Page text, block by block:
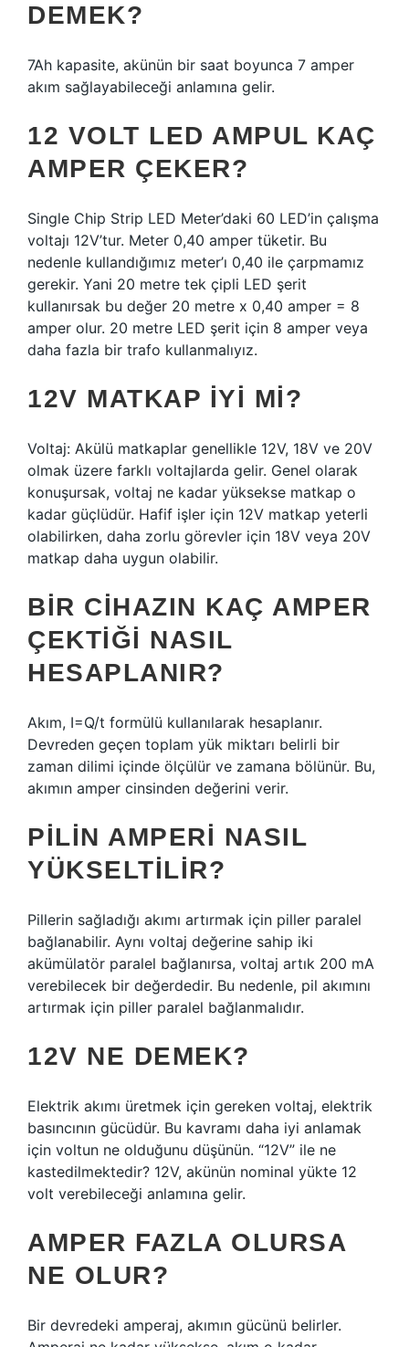
DEMEK?
7Ah kapasite, akünün bir saat boyunca 7 amper
akım sağlayabileceği anlamına gelir.
12 VOLT LED AMPUL KAÇ
AMPER ÇEKER?
Single Chip Strip LED Meter’daki 60 LED’in çalışma
voltajı 12V’tur. Meter 0,40 amper tüketir. Bu
nedenle kullandığımız meter’ı 0,40 ile çarpmamız
gerekir. Yani 20 metre tek çipli LED şerit
kullanırsak bu değer 20 metre x 0,40 amper = 8
amper olur. 20 metre LED şerit için 8 amper veya
daha fazla bir trafo kullanmalıyız.
12V MATKAP IYI MI?
Voltaj: Akülü matkaplar genellikle 12V, 18V ve 20V
olmak üzere farklı voltajlarda gelir. Genel olarak
konuşursak, voltaj ne kadar yüksekse matkap o
kadar güçlüdür. Hafif işler için 12V matkap yeterli
olabilirken, daha zorlu görevler için 18V veya 20V
matkap daha uygun olabilir.
BIR CIHAZIN KAÇ AMPER
ÇEKTIĞI NASIL
HESAPLANIR?
Akım, I=Q/t formülü kullanılarak hesaplanır.
Devreden geçen toplam yük miktarı belirli bir
zaman dilimi içinde ölçülür ve zamana bölünür. Bu,
akımın amper cinsinden değerini verir.
PILIN AMPERI NASIL
YÜKSELTILIR?
Pillerin sağladığı akımı artırmak için piller paralel
bağlanabilir. Aynı voltaj değerine sahip iki
akümülatör paralel bağlanırsa, voltaj artık 200 mA
verebilecek bir değerdedir. Bu nedenle, pil akımını
artırmak için piller paralel bağlanmalıdır.
12V NE DEMEK?
Elektrik akımı üretmek için gereken voltaj, elektrik
basıncının gücüdür. Bu kavramı daha iyi anlamak
için voltun ne olduğunu düşünün. “12V” ile ne
kastedilmektedir? 12V, akünün nominal yükte 12
volt verebileceği anlamına gelir.
AMPER FAZLA OLURSA
NE OLUR?
Bir devredeki amperaj, akımın gücünü belirler.